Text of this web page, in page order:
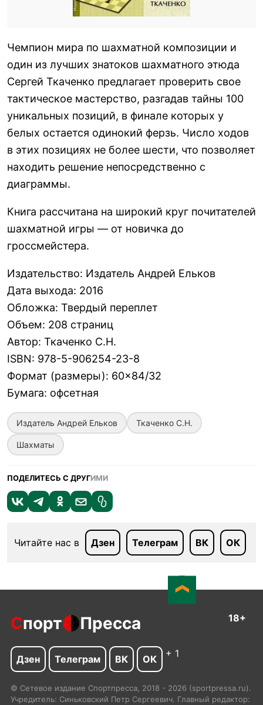
Чемпион мира по шахматной композиции и
один из лучших знатоков шахматного этюда
Сергей Ткаченко предлагает проверить свое
тактическое мастерство, разгадав тайны 100
уникальных позиций, в финале которых у
белых остается одинокий ферзь. Число ходов
в этих позициях не более шести, что позволяет
находить решение непосредственно с
диаграммы.
Книга рассчитана на широкий круг почитателей
шахматной игры — от новичка до
гроссмейстера.
Издательство: Издатель Андрей Ельков
Дата выхода: 2016
Обложка: Твердый переплет
Объем: 208 страниц
Автор: Ткаченко С.Н.
ISBN: 978-5-906254-23-8
Формат (размеры): 60×84/32
Бумага: офсетная
Издатель Андрей Ельков Ткаченко С.Н.
Шахматы
ПОДЕЛИТЕСЬ С ДРУГИМИ
Читайте нас в Дзен Телеграм ВК ОК
Спорт Пресса 18+
Дзен Телеграм ВК ОК + 1
© Сетевое издание Спортпресса, 2018 - 2026 (sportpressa.ru).
Учредитель: Синьковский Петр Сергеевич. Главный редактор: